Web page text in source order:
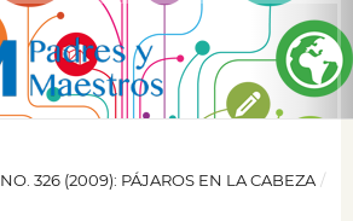
NO. 326 (2009): PÁJAROS EN LA CABEZA /